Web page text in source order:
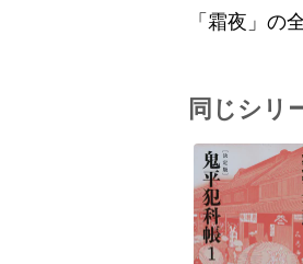
「霜夜」の
同じシリ